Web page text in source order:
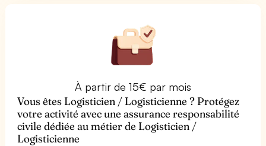
À partir de 15€ par mois
Vous êtes Logisticien / Logisticienne ? Protégez
votre activité avec une assurance responsabilité
civile dédiée au métier de Logisticien /
Logisticienne